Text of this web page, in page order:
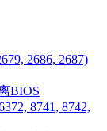
2686, 2687)
BIOS
8741, 8742,